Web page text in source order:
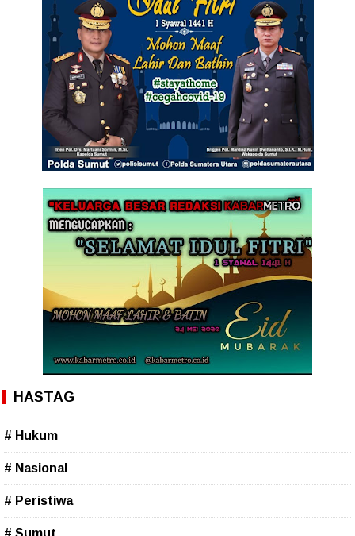
HASTAG
# Hukum
# Nasional
# Peristiwa
# Sumut